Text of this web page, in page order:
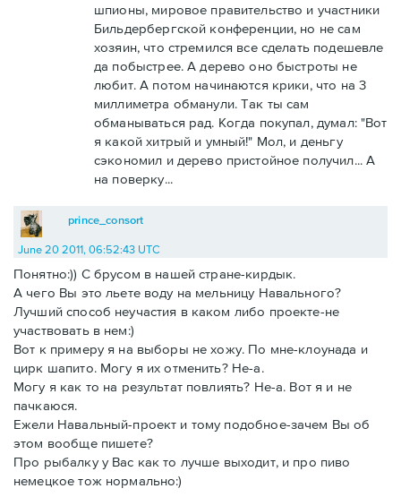
шпионы, мировое правительство и участники
Бильдербергской конференции, но не сам
хозяин, что стремился все сделать подешевле
да побыстрее. А дерево оно быстроты не
любит. А потом начинаются крики, что на 3
миллиметра обманули. Так ты сам
обманываться рад. Когда покупал, думал: "Вот
я какой хитрый и умный!" Мол, и деньгу
сэкономил и дерево пристойное получил... А
на поверку...
prince_consort
June 20 2011, 06:52:43 UTC
Понятно:)) С брусом в нашей стране-кирдык.
А чего Вы это льете воду на мельницу Навального?
Лучший способ неучастия в каком либо проекте-не
участвовать в нем:)
Вот к примеру я на выборы не хожу. По мне-клоунада и
цирк шапито. Могу я их отменить? Не-а.
Могу я как то на результат повлиять? Не-а. Вот я и не
пачкаюся.
Ежели Навальный-проект и тому подобное-зачем Вы об
этом вообще пишете?
Про рыбалку у Вас как то лучше выходит, и про пиво
немецкое тож нормально:)